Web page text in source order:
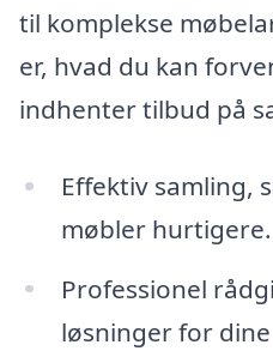
til komplekse
er, hvad du kan
indhenter tilbud på
Effektiv samling,
møbler hurtigere.
Professionel
løsninger for